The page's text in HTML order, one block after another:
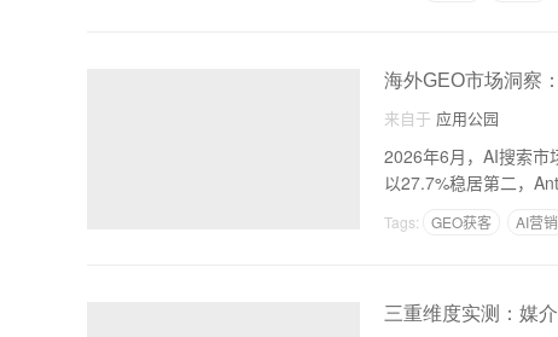
海外GEO市场洞察
来自于 应用公园
2026年6月，AI搜索市
以27.7%稳居第二，
Tags: GEO获客 AI营销
三重维度实测：媒